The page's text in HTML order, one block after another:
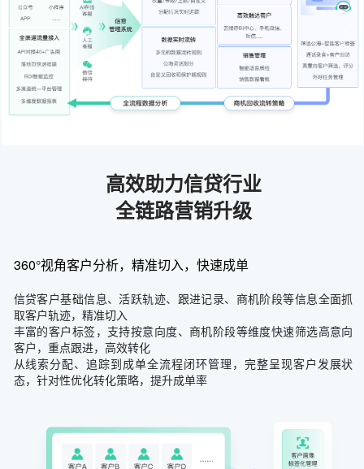
高效助力信贷行业
全链路营销升级
360°视角客户分析，精准切入，快速成单
信贷客户基础信息、活跃轨迹、跟进记录、商机阶段等信息全面抓
取客户轨迹，精准切入
丰富的客户标签，支持按意向度、商机阶段等维度快速筛选高意向
客户，重点跟进，高效转化
从线索分配、追踪到成单全流程闭环管理，完整呈现客户发展状
态，针对性优化转化策略，提升成单率